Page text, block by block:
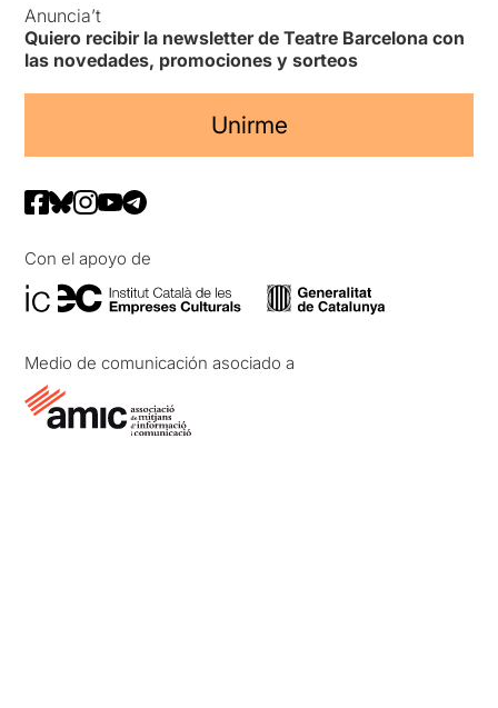
Anuncia’t
Quiero recibir la newsletter de Teatre Barcelona con
las novedades, promociones y sorteos
Unirme
Con el apoyo de
Medio de comunicación asociado a